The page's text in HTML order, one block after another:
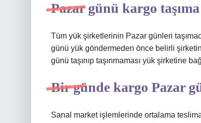
Pazar günü kargo
Tüm yük şirketlerinin Pazar günleri
günü yük göndermeden önce belirli
günü taşınıp taşınmaması yük şirketine
Bir günde kargo Pazar
Sanal market işlemlerinde ortalama